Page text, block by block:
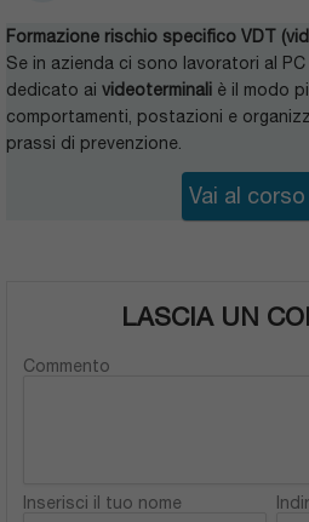
Formazione rischio specifico VDT
Se in azienda ci sono lavoratori al
dedicato ai videoterminali è il modo
comportamenti, postazioni e
prassi di prevenzione.
Vai al corso
LASCIA UN
Commento
Inserisci il tuo nome